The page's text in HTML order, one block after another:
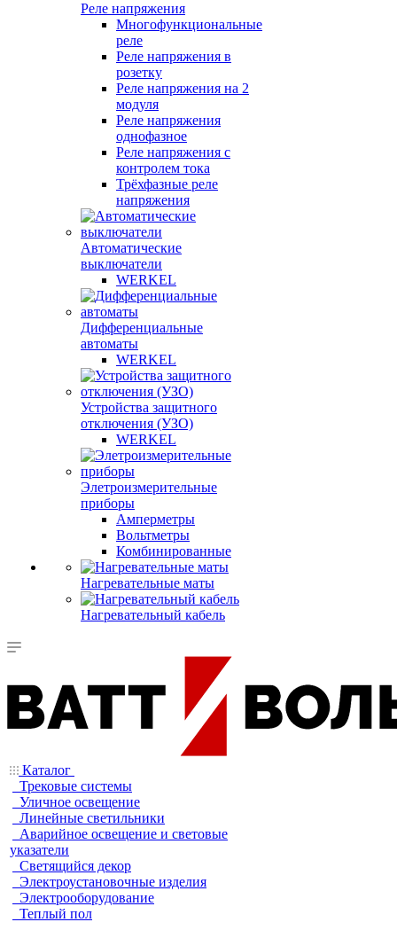
Реле напряжения
Многофункциональные
реле
Реле напряжения в
розетку
Реле напряжения на 2
модуля
Реле напряжения
однофазное
Реле напряжения с
контролем тока
Трёхфазные реле
напряжения
Автоматические
выключатели
WERKEL
Дифференциальные
автоматы
WERKEL
Устройства защитного
отключения (УЗО)
WERKEL
Элетроизмерительные
приборы
Амперметры
Вольтметры
Комбинированные
Нагревательные маты
Нагревательный кабель
Каталог
Трековые системы
Уличное освещение
Линейные светильники
Аварийное освещение и световые
указатели
Светящийся декор
Электроустановочные изделия
Электрооборудование
Теплый пол